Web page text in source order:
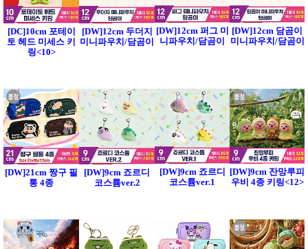
[DC]10cm 포테이
토 헤드 미세스 키
링<10>
[DW]12cm 두더지
미니파우치/담곰이
[DW]12cm 퍼그 미
니파우치/담곰이
[DW]12cm 담곰이
미니파우치/담곰이
[DW]21cm 짱구 필
통 4종
[DW]9cm 죠르디
코스튬ver.2
[DW]9cm 죠르디
코스튬ver.1
[DW]9cm 잔망루피
우비 4종 키링<12>